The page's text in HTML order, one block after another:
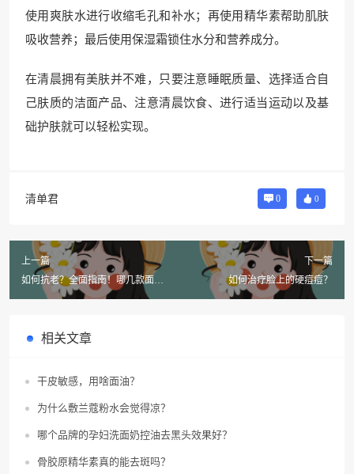
使用爽肤水进行收缩毛孔和补水；再使用精华素帮助肌肤
吸收营养；最后使用保湿霜锁住水分和营养成分。
在清晨拥有美肤并不难，只要注意睡眠质量、选择适合自
己肤质的洁面产品、注意清晨饮食、进行适当运动以及基
础护肤就可以轻松实现。
清单君 0 0
上一篇
如何抗老？全面指南！哪几款面霜
效果最好？
下一篇
如何治疗脸上的硬痘痘？
相关文章
干皮敏感，用啥面油？
为什么敷兰蔻粉水会觉得凉？
哪个品牌的孕妇洗面奶控油去黑头效果好？
骨胶原精华素真的能去斑吗？